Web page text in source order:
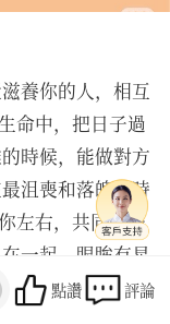
養你的人，相互
命中，把日子過
時候，能做對方
沮喪和落魄的時
左右，共同承擔
一起，眼眸有星
點讚 評論